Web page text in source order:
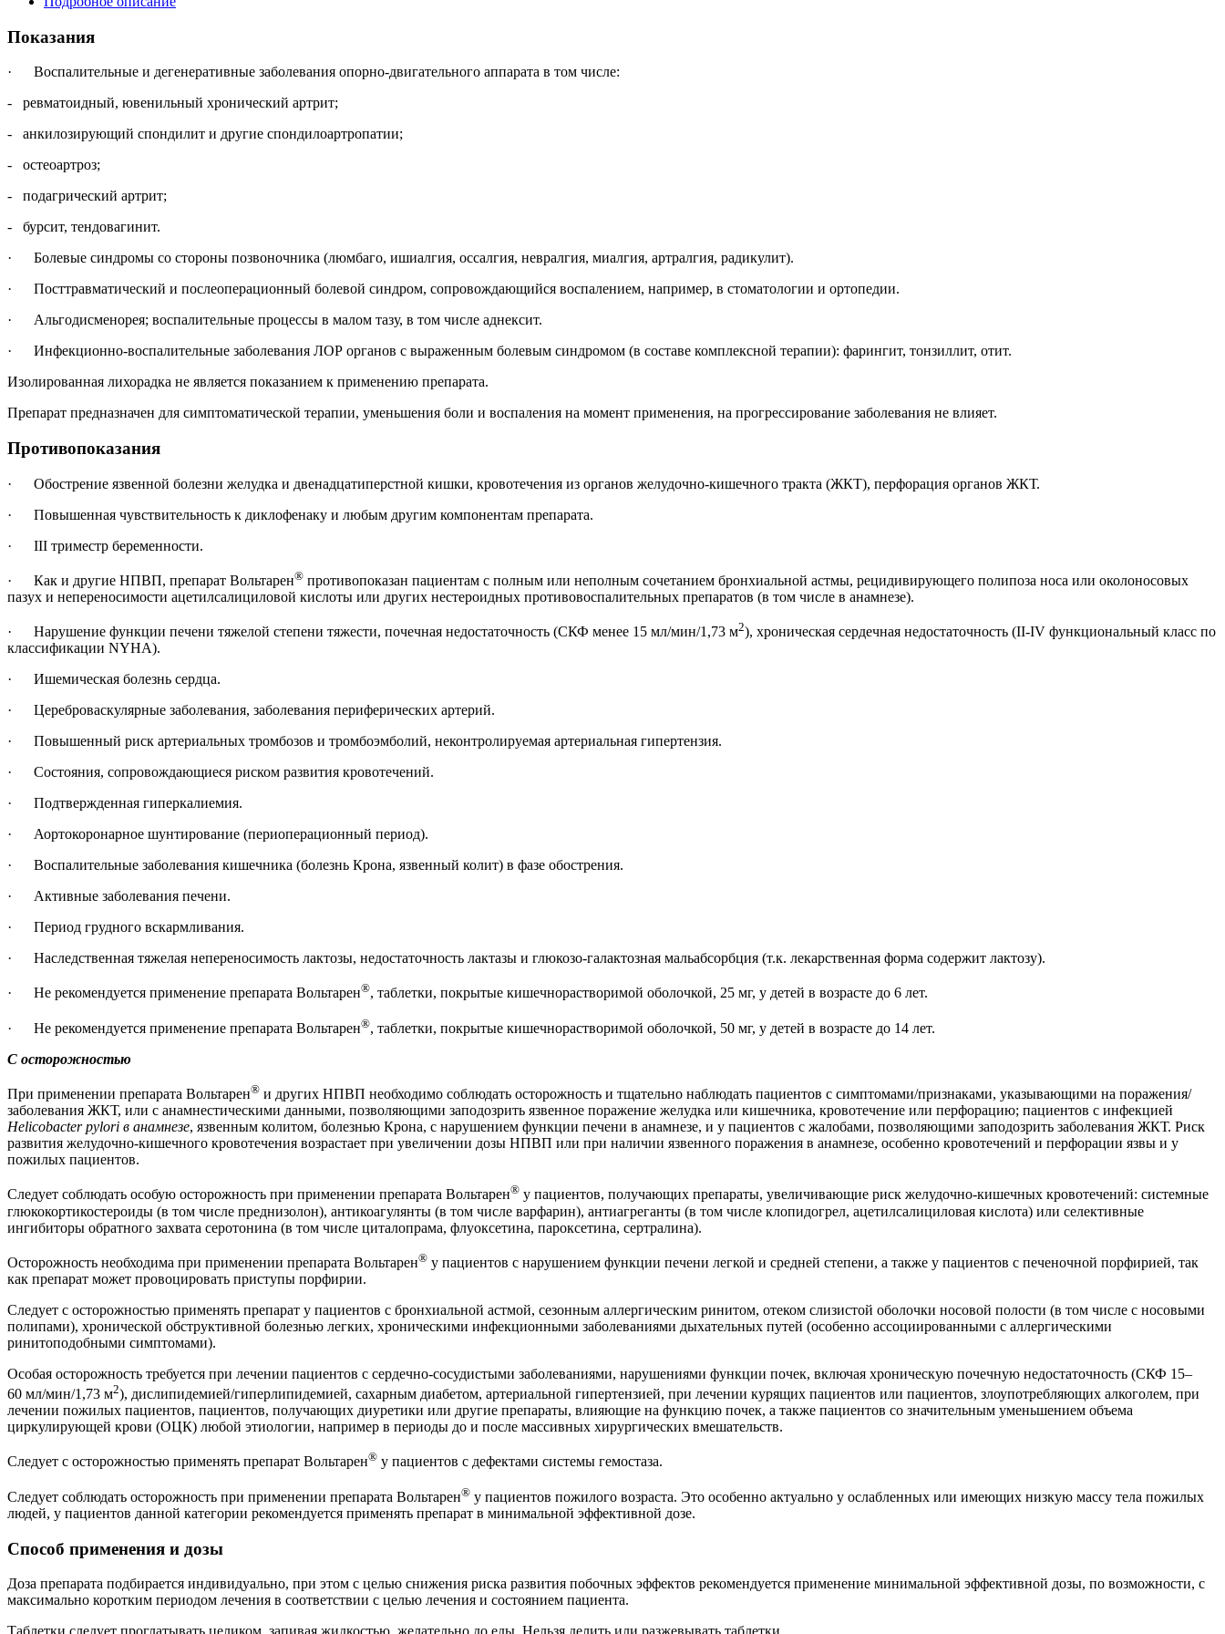
Показания
· Воспалительные и дегенеративные заболевания опорно-двигательного аппарата в том числе:
- ревматоидный, ювенильный хронический артрит;
- анкилозирующий спондилит и другие спондилоартропатии;
- остеоартроз;
- подагрический артрит;
- бурсит, тендовагинит.
· Болевые синдромы со стороны позвоночника (люмбаго, ишиалгия, оссалгия, невралгия, миалгия, артралгия, радикулит).
· Посттравматический и послеоперационный болевой синдром, сопровождающийся воспалением, например, в стоматологии и ортопедии.
· Альгодисменорея; воспалительные процессы в малом тазу, в том числе аднексит.
· Инфекционно-воспалительные заболевания ЛОР органов с выраженным болевым синдромом (в составе комплексной терапии): фарингит, тонзиллит, отит.
Изолированная лихорадка не является показанием к применению препарата.
Препарат предназначен для симптоматической терапии, уменьшения боли и воспаления на момент применения, на прогрессирование заболевания не влияет.
Противопоказания
· Обострение язвенной болезни желудка и двенадцатиперстной кишки, кровотечения из органов желудочно-кишечного тракта (ЖКТ), перфорация органов ЖКТ.
· Повышенная чувствительность к диклофенаку и любым другим компонентам препарата.
· III триместр беременности.
· Как и другие НПВП, препарат Вольтарен® противопоказан пациентам с полным или неполным сочетанием бронхиальной астмы, рецидивирующего полипоза носа или околоносовых
пазух и непереносимости ацетилсалициловой кислоты или других нестероидных противовоспалительных препаратов (в том числе в анамнезе).
· Нарушение функции печени тяжелой степени тяжести, почечная недостаточность (СКФ менее 15 мл/мин/1,73 м2), хроническая сердечная недостаточность (II-IV функциональный класс по
классификации NYHA).
· Ишемическая болезнь сердца.
· Цереброваскулярные заболевания, заболевания периферических артерий.
· Повышенный риск артериальных тромбозов и тромбоэмболий, неконтролируемая артериальная гипертензия.
· Состояния, сопровождающиеся риском развития кровотечений.
· Подтвержденная гиперкалиемия.
· Аортокоронарное шунтирование (периоперационный период).
· Воспалительные заболевания кишечника (болезнь Крона, язвенный колит) в фазе обострения.
· Активные заболевания печени.
· Период грудного вскармливания.
· Наследственная тяжелая непереносимость лактозы, недостаточность лактазы и глюкозо-галактозная мальабсорбция (т.к. лекарственная форма содержит лактозу).
· Не рекомендуется применение препарата Вольтарен®, таблетки, покрытые кишечнорастворимой оболочкой, 25 мг, у детей в возрасте до 6 лет.
· Не рекомендуется применение препарата Вольтарен®, таблетки, покрытые кишечнорастворимой оболочкой, 50 мг, у детей в возрасте до 14 лет.
С осторожностью
При применении препарата Вольтарен® и других НПВП необходимо соблюдать осторожность и тщательно наблюдать пациентов с симптомами/признаками, указывающими на поражения/
заболевания ЖКТ, или с анамнестическими данными, позволяющими заподозрить язвенное поражение желудка или кишечника, кровотечение или перфорацию; пациентов с инфекцией
Helicobacter pylori в анамнезе, язвенным колитом, болезнью Крона, с нарушением функции печени в анамнезе, и у пациентов с жалобами, позволяющими заподозрить заболевания ЖКТ. Риск
развития желудочно-кишечного кровотечения возрастает при увеличении дозы НПВП или при наличии язвенного поражения в анамнезе, особенно кровотечений и перфорации язвы и у
пожилых пациентов.
Следует соблюдать особую осторожность при применении препарата Вольтарен® у пациентов, получающих препараты, увеличивающие риск желудочно-кишечных кровотечений: системные
глюкокортикостероиды (в том числе преднизолон), антикоагулянты (в том числе варфарин), антиагреганты (в том числе клопидогрел, ацетилсалициловая кислота) или селективные
ингибиторы обратного захвата серотонина (в том числе циталопрама, флуоксетина, пароксетина, сертралина).
Осторожность необходима при применении препарата Вольтарен® у пациентов с нарушением функции печени легкой и средней степени, а также у пациентов с печеночной порфирией, так
как препарат может провоцировать приступы порфирии.
Следует с осторожностью применять препарат у пациентов с бронхиальной астмой, сезонным аллергическим ринитом, отеком слизистой оболочки носовой полости (в том числе с носовыми
полипами), хронической обструктивной болезнью легких, хроническими инфекционными заболеваниями дыхательных путей (особенно ассоциированными с аллергическими
ринитоподобными симптомами).
Особая осторожность требуется при лечении пациентов с сердечно-сосудистыми заболеваниями, нарушениями функции почек, включая хроническую почечную недостаточность (СКФ 15–
60 мл/мин/1,73 м2), дислипидемией/гиперлипидемией, сахарным диабетом, артериальной гипертензией, при лечении курящих пациентов или пациентов, злоупотребляющих алкоголем, при
лечении пожилых пациентов, пациентов, получающих диуретики или другие препараты, влияющие на функцию почек, а также пациентов со значительным уменьшением объема
циркулирующей крови (ОЦК) любой этиологии, например в периоды до и после массивных хирургических вмешательств.
Следует с осторожностью применять препарат Вольтарен® у пациентов с дефектами системы гемостаза.
Следует соблюдать осторожность при применении препарата Вольтарен® у пациентов пожилого возраста. Это особенно актуально у ослабленных или имеющих низкую массу тела пожилых
людей, у пациентов данной категории рекомендуется применять препарат в минимальной эффективной дозе.
Способ применения и дозы
Доза препарата подбирается индивидуально, при этом с целью снижения риска развития побочных эффектов рекомендуется применение минимальной эффективной дозы, по возможности, с
максимально коротким периодом лечения в соответствии с целью лечения и состоянием пациента.